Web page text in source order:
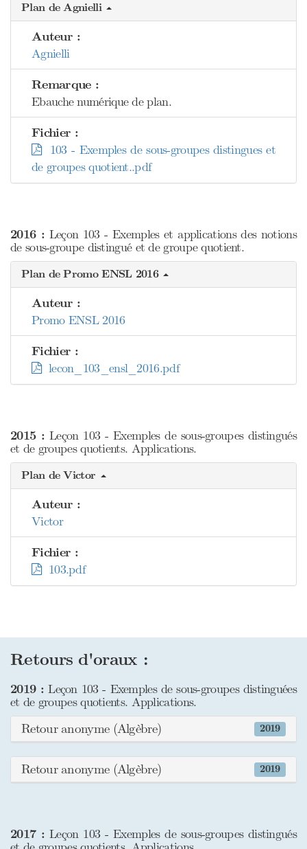
Plan de Agnielli
Auteur :
Agnielli
Remarque :
Ebauche numérique de plan.
Fichier :
103 - Exemples de sous-groupes distingues et
de groupes quotient..pdf
2016 : Leçon 103 - Exemples et applications des notions
de sous-groupe distingué et de groupe quotient.
Plan de Promo ENSL 2016
Auteur :
Promo ENSL 2016
Fichier :
lecon_103_ensl_2016.pdf
2015 : Leçon 103 - Exemples de sous-groupes distingués
et de groupes quotients. Applications.
Plan de Victor
Auteur :
Victor
Fichier :
103.pdf
Retours d'oraux :
2019 : Leçon 103 - Exemples de sous-groupes distinguées
et de groupes quotients. Applications.
2019
Retour anonyme (Algèbre)
2019
Retour anonyme (Algèbre)
2017 : Leçon 103 - Exemples de sous-groupes distingués